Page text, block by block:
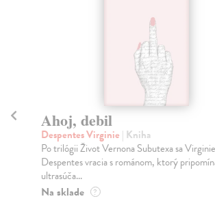
Ahoj, debil
Despentes Virginie | Kniha
Po trilógii Život Vernona Subutexa sa Virginie
Despentes vracia s románom, ktorý
ultrasúča...
Na sklade ?